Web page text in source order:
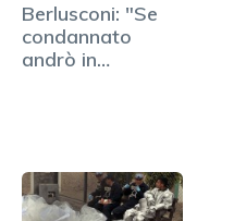
Berlusconi: "Se
condannato
andrò in